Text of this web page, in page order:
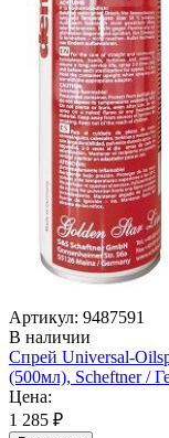
Артикул: 9487591
В наличии
Спрей Universal-
(500мл), Scheftner /
Цена:
1 285 ₽